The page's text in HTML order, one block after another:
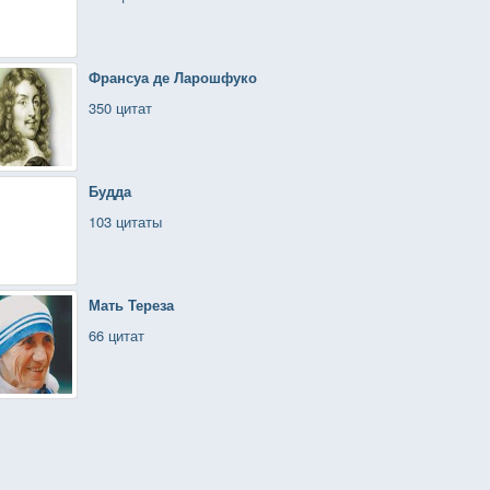
Франсуа де Ларошфуко
350 цитат
Будда
103 цитаты
Мать Тереза
66 цитат